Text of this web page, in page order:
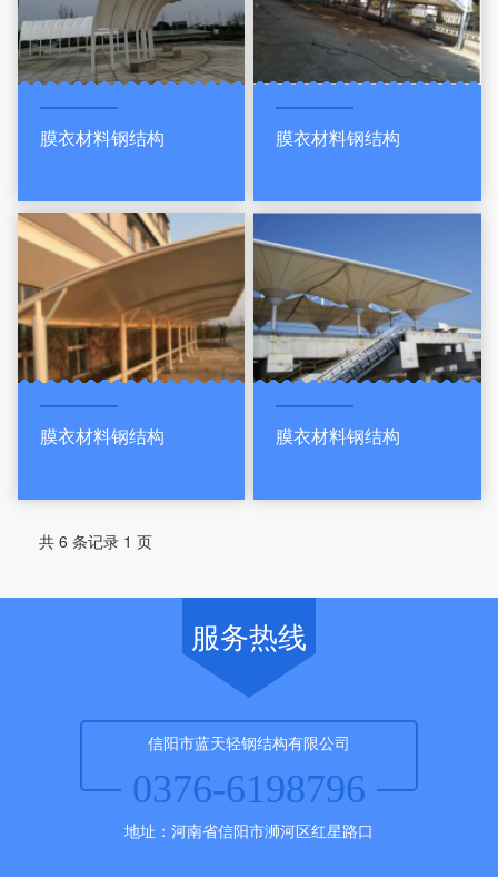
膜衣材料钢结构 膜衣材料钢结构
膜衣材料钢结构 膜衣材料钢结构
共 6 条记录 1 页
服务热线
信阳市蓝天轻钢结构有限公司
0376-6198796
地址：河南省信阳市浉河区红星路口